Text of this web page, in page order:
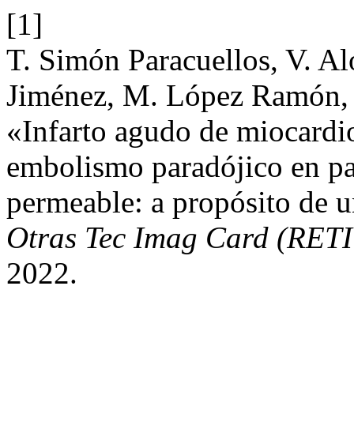
[1]
T. Simón Paracuellos, V.
Jiménez, M. López
«Infarto agudo de
embolismo paradójico en
permeable: a propósito de
Otras Tec Imag Card
2022.